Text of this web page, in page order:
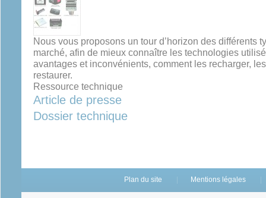
Nous vous proposons un tour d’horizon des différents
marché, afin de mieux connaître les technologies
avantages et inconvénients, comment les recharger,
restaurer.
Ressource technique
Article de presse
Dossier technique
Plan du site Mentions légales